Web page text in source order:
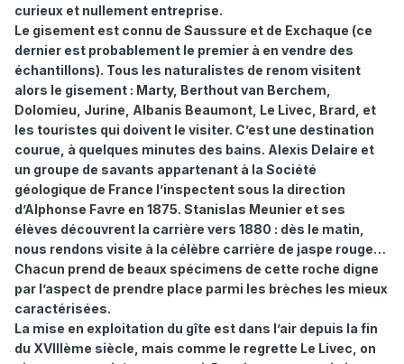
curieux et nullement entreprise.
Le gisement est connu de Saussure et de Exchaque (ce
dernier est probablement le premier à en vendre des
échantillons). Tous les naturalistes de renom visitent
alors le gisement : Marty, Berthout van Berchem,
Dolomieu, Jurine, Albanis Beaumont, Le Livec, Brard, et
les touristes qui doivent le visiter. C’est une destination
courue, à quelques minutes des bains. Alexis Delaire et
un groupe de savants appartenant à la Société
géologique de France l’inspectent sous la direction
d’Alphonse Favre en 1875. Stanislas Meunier et ses
élèves découvrent la carrière vers 1880 : dès le matin,
nous rendons visite à la célèbre carrière de jaspe rouge…
Chacun prend de beaux spécimens de cette roche digne
par l’aspect de prendre place parmi les brèches les mieux
caractérisées.
La mise en exploitation du gîte est dans l’air depuis la fin
du XVIIIème siècle, mais comme le regrette Le Livec, on